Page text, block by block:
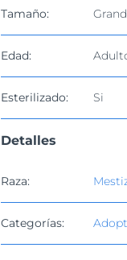
Tamaño:
Edad:
Esterilizado: Si
Detalles
Raza:
Categorías: